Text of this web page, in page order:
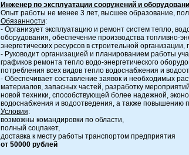
Инженер по эксплуатации сооружений и
Опыт работы не менее 3 лет, высшее образование,
Обязанности:
- Организует эксплуатацию и ремонт систем тепло,
оборудования, обеспечение производства топливно-
энергетических ресурсов в строительной
- Руководит организацией и планированием работы
графиков ремонта тепло водо-энергетического
потребления всех видов тепло водоснабжения и
- Обеспечивает составление заявок и необходимых
материалов, запасных частей, разработку
новой техники, способствующей более надежной,
водоснабжения и водоотведения, а также повышению
Условия:
возможны командировки по области,
полный соцпакет,
доставка к месту работы транспортом предприятия
от 50000 рублей